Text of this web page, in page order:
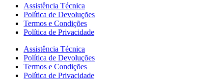
Assistência Técnica
Política de Devoluções
Termos e Condições
Política de Privacidade
Assistência Técnica
Política de Devoluções
Termos e Condições
Política de Privacidade